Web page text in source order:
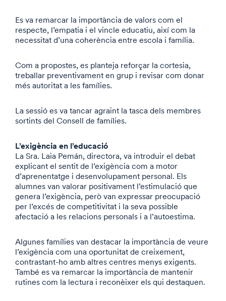
Es va remarcar la importància de valors com el
respecte, l’empatia i el vincle educatiu, així com la
necessitat d’una coherència entre escola i família.
Com a propostes, es planteja reforçar la cortesia,
treballar preventivament en grup i revisar com donar
més autoritat a les famílies.
La sessió es va tancar agraint la tasca dels membres
sortints del Consell de famílies.
L’exigència en l’educació
La Sra. Laia Pemán, directora, va introduir el debat
explicant el sentit de l’exigència com a motor
d’aprenentatge i desenvolupament personal. Els
alumnes van valorar positivament l’estimulació que
genera l’exigència, però van expressar preocupació
per l’excés de competitivitat i la seva possible
afectació a les relacions personals i a l’autoestima.
Algunes famílies van destacar la importància de veure
l’exigència com una oportunitat de creixement,
contrastant-ho amb altres centres menys exigents.
També es va remarcar la importància de mantenir
rutines com la lectura i reconèixer els qui destaquen.